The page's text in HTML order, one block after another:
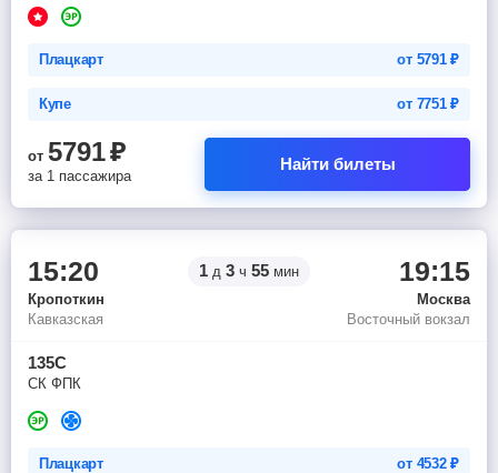
Плацкарт от 5791₽
Купе от 7751₽
от 5791₽
за 1 пассажира
Найти билеты
15:20 1 д 3 ч 55 мин 19:15
Кропоткин
Москва
Кавказская
Восточный вокзал
135С
СК ФПК
Плацкарт от 4532₽